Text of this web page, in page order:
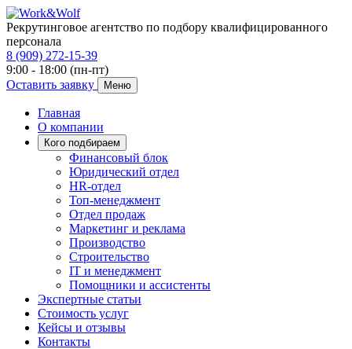
Рекрутинговое агентство по подбору квалифицированного
персонала
8 (909) 272-15-39
9:00 - 18:00 (пн-пт)
Оставить заявку
Меню
Главная
О компании
Кого подбираем
Финансовый блок
Юридический отдел
HR-отдел
Топ-менеджмент
Отдел продаж
Маркетинг и реклама
Производство
Строительство
IT и менеджмент
Помощники и ассистенты
Экспертные статьи
Стоимость услуг
Кейсы и отзывы
Контакты